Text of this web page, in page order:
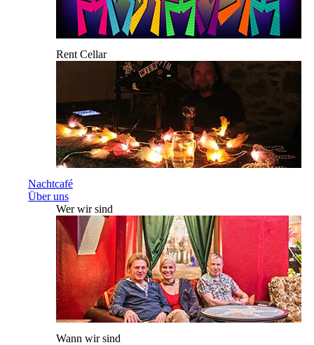
Rent Cellar
Nachtcafé
Über uns
Wer wir sind
Wann wir sind